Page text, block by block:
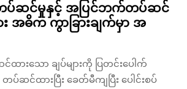
ဆင်မှုနှင့် အပြင်ဘက်တပ်ဆင်
ား အဓိက ကွာခြားချက်မှာ အ
းသော ချပ်များကို ပြတင်းပေါက်
ဆင်ထားပြီး ခေတ်မီကျပြီး ပေါင်းစပ်